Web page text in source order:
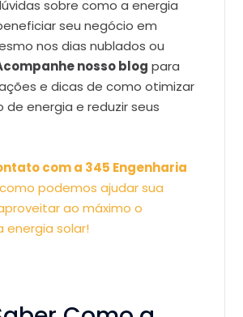
sobre como a energia
seu negócio em
nos dias nublados ou
nosso blog para
e dicas de como otimizar
de energia e reduzir seus
com a 345 Engenharia
podemos ajudar sua
ao máximo o
energia solar!